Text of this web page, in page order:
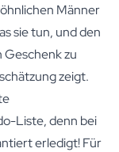
Männer
sie tun, und den
zu
zeigt.
Liste, denn bei
erledigt! Für